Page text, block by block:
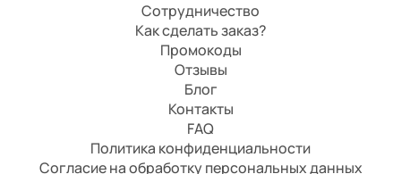
Сотрудничество
Как сделать заказ?
Промокоды
Отзывы
Блог
Контакты
FAQ
Политика конфиденциальности
Согласие на обработку персональных данных